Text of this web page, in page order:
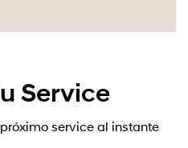
Service
service al instante